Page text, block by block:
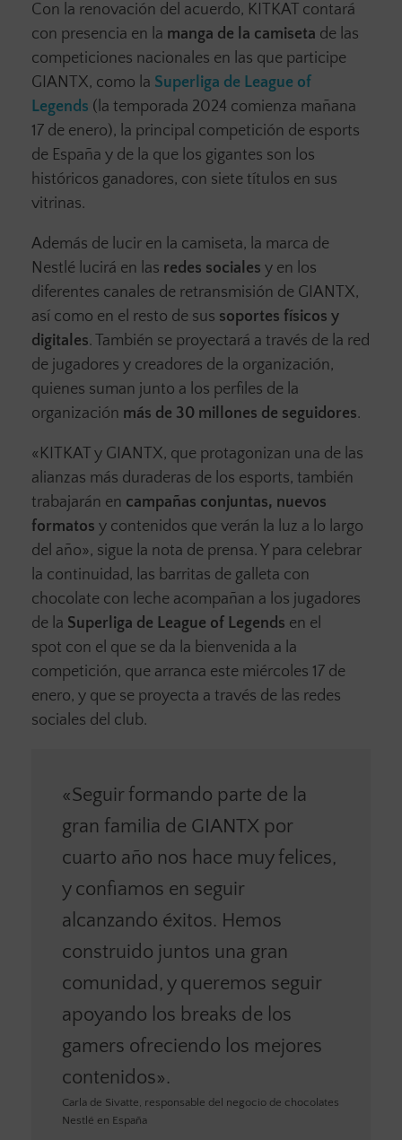
Con la renovación del acuerdo, KITKAT contará
con presencia en la manga de la camiseta de las
competiciones nacionales en las que participe
GIANTX, como la Superliga de League of
Legends (la temporada 2024 comienza mañana
17 de enero), la principal competición de esports
de España y de la que los gigantes son los
históricos ganadores, con siete títulos en sus
vitrinas.
Además de lucir en la camiseta, la marca de
Nestlé lucirá en las redes sociales y en los
diferentes canales de retransmisión de GIANTX,
así como en el resto de sus soportes físicos y
digitales. También se proyectará a través de la red
de jugadores y creadores de la organización,
quienes suman junto a los perfiles de la
organización más de 30 millones de seguidores.
«KITKAT y GIANTX, que protagonizan una de las
alianzas más duraderas de los esports, también
trabajarán en campañas conjuntas, nuevos
formatos y contenidos que verán la luz a lo largo
del año», sigue la nota de prensa. Y para celebrar
la continuidad, las barritas de galleta con
chocolate con leche acompañan a los jugadores
de la Superliga de League of Legends en el
spot con el que se da la bienvenida a la
competición, que arranca este miércoles 17 de
enero, y que se proyecta a través de las redes
sociales del club.
«Seguir formando parte de la
gran familia de GIANTX por
cuarto año nos hace muy felices,
y confiamos en seguir
alcanzando éxitos. Hemos
construido juntos una gran
comunidad, y queremos seguir
apoyando los breaks de los
gamers ofreciendo los mejores
contenidos».
Carla de Sivatte, responsable del negocio de chocolates
Nestlé en España